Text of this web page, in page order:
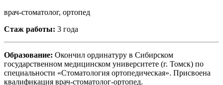
врач-стоматолог, ортопед
Стаж работы: 3 года
Образование: Окончил ординатуру в Сибирском
государственном медицинском университете (г. Томск) по
специальности «Стоматология ортопедическая». Присвоена
квалификация врач-стоматолог-ортопед.